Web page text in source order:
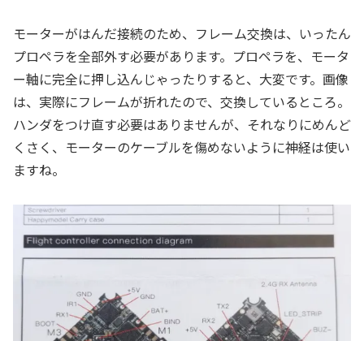
モーターがはんだ接続のため、フレーム交換は、いったん
プロペラを全部外す必要があります。プロペラを、モータ
ー軸に完全に押し込んじゃったりすると、大変です。画像
は、実際にフレームが折れたので、交換しているところ。
ハンダをつけ直す必要はありませんが、それなりにめんど
くさく、モーターのケーブルを傷めないように神経は使い
ますね。